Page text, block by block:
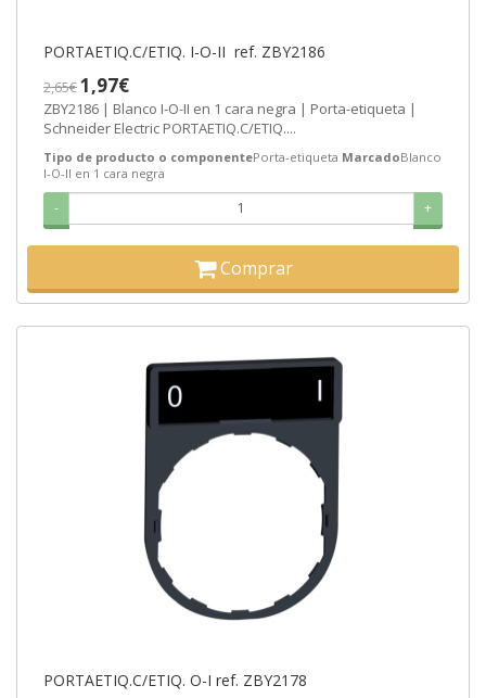
PORTAETIQ.C/ETIQ. I-O-II ref. ZBY2186
2,65€1,97€
ZBY2186 | Blanco I-O-II en 1 cara negra | Porta-etiqueta |
Schneider Electric PORTAETIQ.C/ETIQ....
Tipo de producto o componentePorta-etiqueta MarcadoBlanco
I-O-II en 1 cara negra
- +
Comprar
PORTAETIQ.C/ETIQ. O-I ref. ZBY2178